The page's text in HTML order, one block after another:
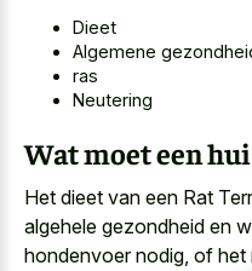
Dieet
Algemene
ras
Neutering
Wat moet een
Het dieet van een Rat
algehele gezondheid en
hondenvoer nodig, of het